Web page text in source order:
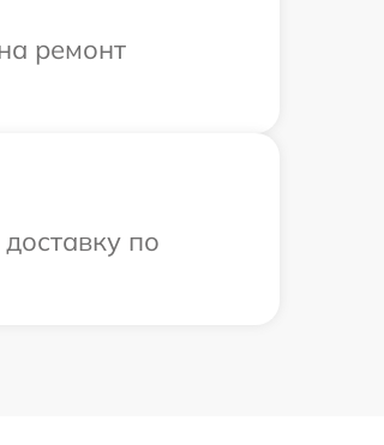
ремонт
по